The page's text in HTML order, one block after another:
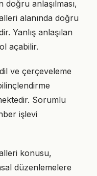
doğru anlaşılması,
alanında doğru
Yanlış anlaşılan
açabilir.
ve çerçeveleme
Sorumlu
işlevi
konusu,
düzenlemelere